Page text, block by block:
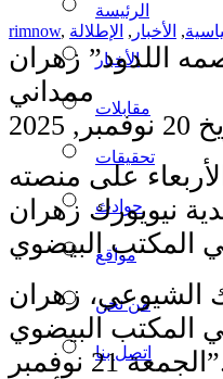
الرئيسة
الأخبار
مقابلات
تحقيقات
حوادث
مواقع
من نحن
اتصل بنا
rimnow, , الأخبار , الإطلالة
اللدود” زهران
ممداني
2025
على منصته
نيويورك زهران
الشيوعي، زهران
المكتب البيضوي
نوفمبر”.